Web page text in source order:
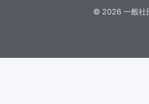
© 2026一般社